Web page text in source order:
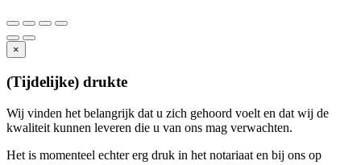
×
(Tijdelijke) drukte
Wij vinden het belangrijk dat u zich gehoord voelt en dat wij de
kwaliteit kunnen leveren die u van ons mag verwachten.
Het is momenteel echter erg druk in het notariaat en bij ons op